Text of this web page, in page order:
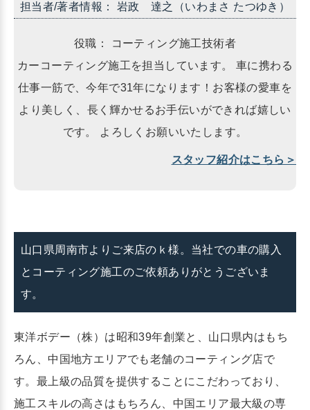
担当者/著者情報： 岩政 達之（いわまさ たつゆき）
役職： コーティング施工技術者
カーコーティング施工を担当しています。 車に携わる
仕事一筋で、今年で31年になります！お客様の愛車を
より美しく、長く輝かせるお手伝いができれば嬉しい
です。 よろしくお願いいたします。
スタッフ紹介はこちら＞
山口県周南市よりご来店のｋ様。当社での車の購入
とコーティング施工のご依頼ありがとうございま
す。
東洋ボデー（株）は昭和39年創業と、山口県内はもち
ろん、中国地方エリアでも老舗のコーティング店で
す。最上級の品質を提供することにこだわっており、
施工スキルの高さはもちろん、中国エリア最大級の専